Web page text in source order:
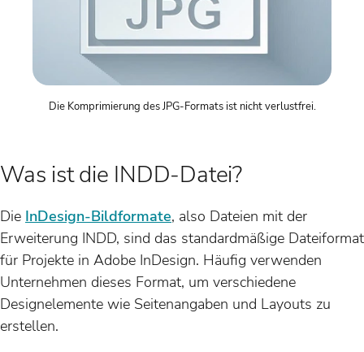
Die Komprimierung des JPG-Formats ist nicht verlustfrei.
Was ist die INDD-Datei?
Die InDesign-Bildformate, also Dateien mit der
Erweiterung INDD, sind das standardmäßige Dateiformat
für Projekte in Adobe InDesign. Häufig verwenden
Unternehmen dieses Format, um verschiedene
Designelemente wie Seitenangaben und Layouts zu
erstellen.